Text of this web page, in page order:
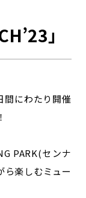
」
間にわたり開催
PARK(センナ
ら楽しむミュー